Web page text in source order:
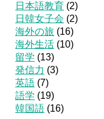
日本語教育 (2)
日韓女子会 (2)
海外の旅 (16)
海外生活 (10)
留学 (13)
発信力 (3)
英語 (7)
語学 (19)
韓国語 (16)